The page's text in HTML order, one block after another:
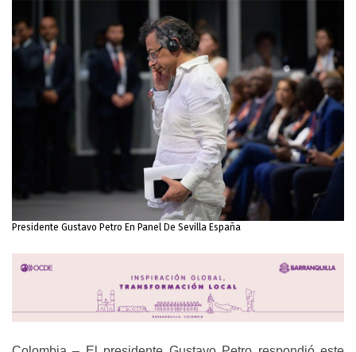
Presidente Gustavo Petro En Panel De Sevilla España